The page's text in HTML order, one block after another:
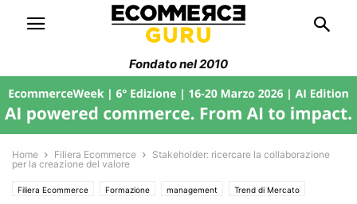
Fondato nel 2010
Home Filiera Ecommerce
Stakeholder: ricercare la collaborazione
per la creazione del valore
Filiera Ecommerce Formazione management Trend di Mercato